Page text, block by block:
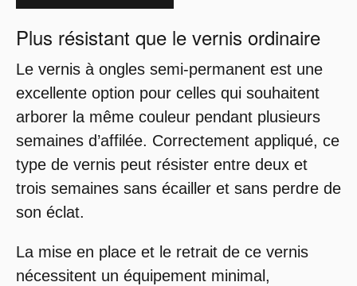
Plus résistant que le vernis ordinaire
Le vernis à ongles semi-permanent est une
excellente option pour celles qui souhaitent
arborer la même couleur pendant plusieurs
semaines d’affilée. Correctement appliqué, ce
type de vernis peut résister entre deux et
trois semaines sans écailler et sans perdre de
son éclat.
La mise en place et le retrait de ce vernis
nécessitent un équipement minimal,